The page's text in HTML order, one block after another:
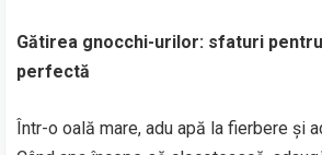
Gătirea gnocchi-urilor: sfaturi
perfectă
Într-o oală mare, adu apă la fierbere și